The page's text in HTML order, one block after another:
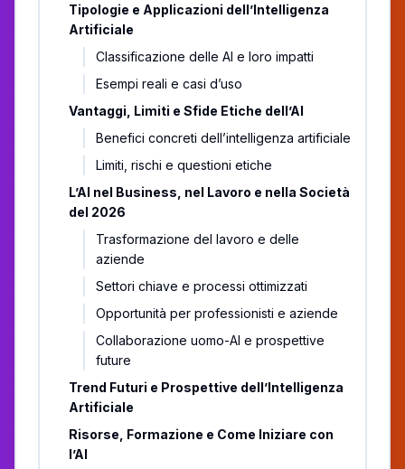
Tipologie e Applicazioni dell’Intelligenza
Artificiale
Classificazione delle AI e loro impatti
Esempi reali e casi d’uso
Vantaggi, Limiti e Sfide Etiche dell’AI
Benefici concreti dell’intelligenza artificiale
Limiti, rischi e questioni etiche
L’AI nel Business, nel Lavoro e nella Società
del 2026
Trasformazione del lavoro e delle
aziende
Settori chiave e processi ottimizzati
Opportunità per professionisti e aziende
Collaborazione uomo-AI e prospettive
future
Trend Futuri e Prospettive dell’Intelligenza
Artificiale
Risorse, Formazione e Come Iniziare con
l’AI